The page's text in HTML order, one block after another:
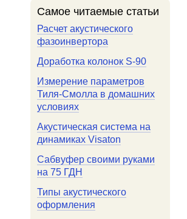
Самое читаемые статьи
Расчет акустического
фазоинвертора
Доработка колонок S-90
Измерение параметров
Тиля-Смолла в домашних
условиях
Акустическая система на
динамиках Visaton
Сабвуфер своими руками
на 75 ГДН
Типы акустического
оформления